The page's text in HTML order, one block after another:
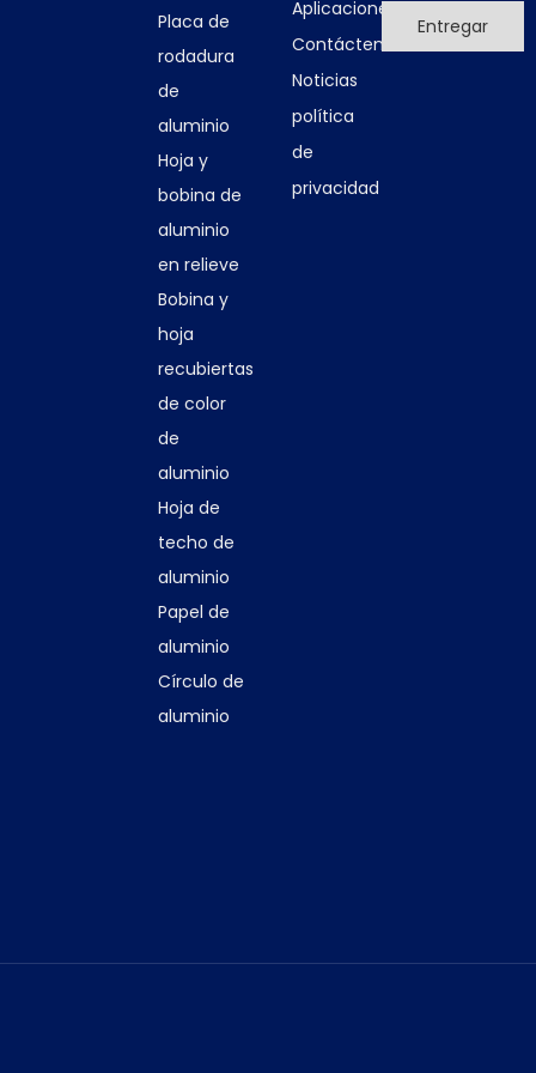
transporte, etc.
Anterior:
Siguiente:
hoja de aluminio
Placa de
rodadura
de
aluminio
Hoja y
bobina de
aluminio
en relieve
Bobina y
hoja
recubiertas
de color
de
aluminio
Hoja de
techo de
aluminio
Papel de
aluminio
Círculo de
aluminio
Aplicaciones
Contáctenos
Noticias
política
de
privacidad
Entregar